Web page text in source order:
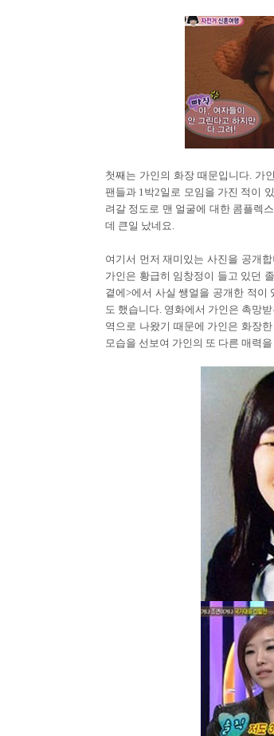
첫째는 가인의 화장 때문입니다. 가
팬들과 1박2일로 모임을 가진 적이
려갈 정도로 맨 얼굴에 대한 콤플렉
데 큰일 났네요.
여기서 먼저 재미있는 사진을 공개
가인은 황급히 임창정이 들고 있던
곁에>에서 사실 쌩얼을 공개한 적이
도 했습니다. 영화에서 가인은 촉망
역으로 나왔기 때문에 가인은 화장
모습을 선보여 가인의 또 다른 매력